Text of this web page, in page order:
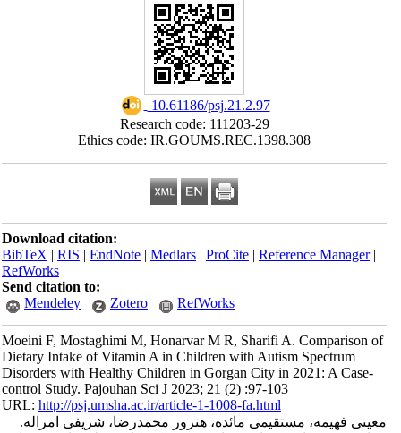
‎ 10.61186/psj.21.2.97
Research code: 111203-29
Ethics code:
BibTeX|RIS| EndNote |Medlars|ProCite|
Mendeley
Zotero
Moeini F, Mostaghimi M, Honarvar M R, Sharifi
Dietary Intake of Vitamin A in Children with
Disorders with Healthy Children in Gorgan City
control Study. Pajouhan Sci J 2023; 21 (2) :97-
URL:http://psj.umsha.ac.ir/article-1-1008-fa.html
مائده، هنرور محمدرضا، شریفی امراله.